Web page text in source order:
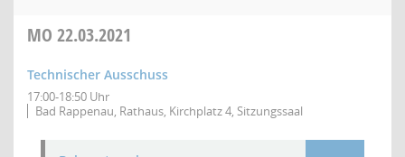
MO 22.03.2021
Technischer Ausschuss
17:00-18:50 Uhr
Bad Rappenau, Rathaus, Kirchplatz 4, Sitzungssaal